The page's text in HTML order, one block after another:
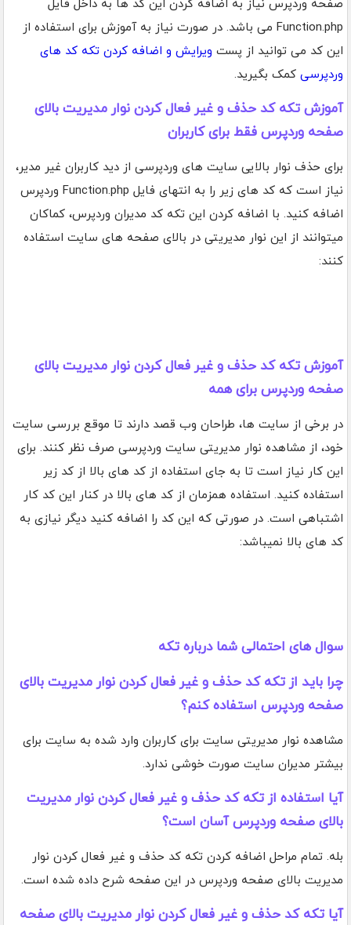
صفحه وردپرس نیاز به اضافه کردن این کد ها به داخل فایل
Function.php می باشد. در صورت نیاز به آموزش برای استفاده از
این کد می توانید از پست ویرایش و اضافه کردن تکه کد های
وردپرسی کمک بگیرید.
آموزش تکه کد حذف و غیر فعال کردن نوار مدیریت بالای
صفحه وردپرس فقط برای کاربران
برای حذف نوار بالایی سایت های وردپرسی از دید کاربران غیر مدیر،
نیاز است که کد های زیر را به انتهای فایل Function.php وردپرس
اضافه کنید. با اضافه کردن این تکه کد مدیران وردپرس، کماکان
میتوانند از این نوار مدیریتی در بالای صفحه های سایت استفاده
کنند:
آموزش تکه کد حذف و غیر فعال کردن نوار مدیریت بالای
صفحه وردپرس برای همه
در برخی از سایت ها، طراحان وب قصد دارند تا موقع بررسی سایت
خود، از مشاهده نوار مدیریتی سایت وردپرسی صرف نظر کنند. برای
این کار نیاز است تا به جای استفاده از کد های بالا از کد زیر
استفاده کنید. استفاده همزمان از کد های بالا در کنار این کد کار
اشتباهی است. در صورتی که این کد را اضافه کنید دیگر نیازی به
کد های بالا نمیباشد:
سوال های احتمالی شما درباره تکه
چرا باید از تکه کد حذف و غیر فعال کردن نوار مدیریت بالای
صفحه وردپرس استفاده کنم؟
مشاهده نوار مدیریتی سایت برای کاربران وارد شده به سایت برای
بیشتر مدیران سایت صورت خوشی ندارد.
آیا استفاده از تکه کد حذف و غیر فعال کردن نوار مدیریت
بالای صفحه وردپرس آسان است؟
بله. تمام مراحل اضافه کردن تکه کد حذف و غیر فعال کردن نوار
مدیریت بالای صفحه وردپرس در این صفحه شرح داده شده است.
آیا تکه کد حذف و غیر فعال کردن نوار مدیریت بالای صفحه